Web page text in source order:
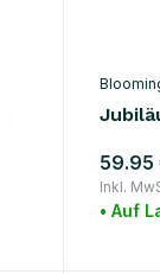
59.95
Inkl.
• Auf